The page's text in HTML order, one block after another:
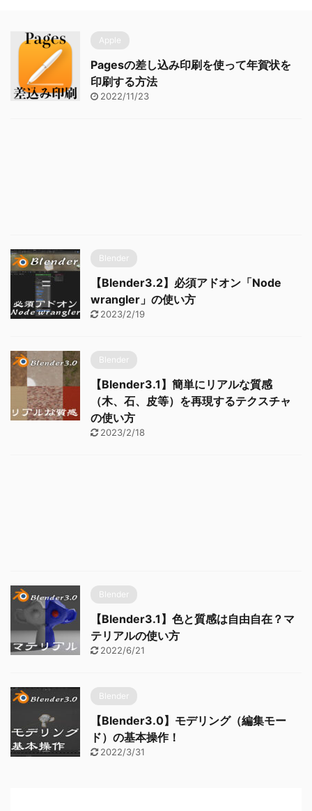
Apple
Pagesの差し込み印刷を使って年賀状を
印刷する方法
2022/11/23
Blender
【Blender3.2】必須アドオン「Node
wrangler」の使い方
2023/2/19
Blender
【Blender3.1】簡単にリアルな質感
（木、石、皮等）を再現するテクスチャ
の使い方
2023/2/18
Blender
【Blender3.1】色と質感は自由自在？マ
テリアルの使い方
2022/6/21
Blender
【Blender3.0】モデリング（編集モー
ド）の基本操作！
2022/3/31